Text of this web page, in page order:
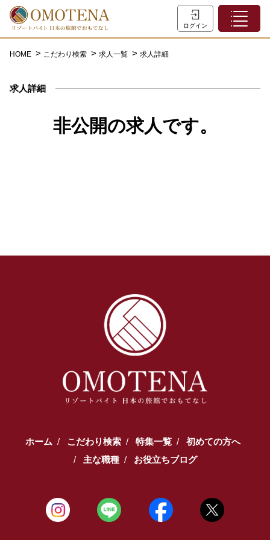
ログイン
ホーム
主な職種
初めての方へ
お問い合わせ
0120-932-959
HOME こだわり検索 求人一覧 求人詳細
求人詳細
非公開の求人です。
ホーム こだわり検索 特集一覧
初めての方へ
主な職種
お役立ちブログ